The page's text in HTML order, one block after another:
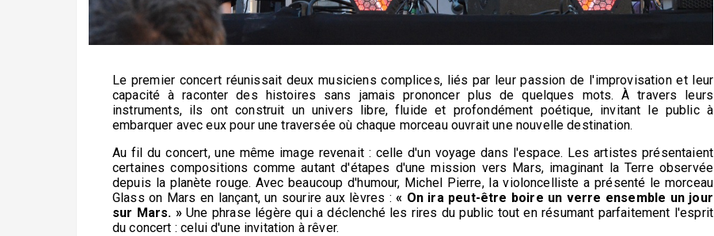
Le premier concert réunissait deux musiciens complices, liés par leur passion de l'improvisation et leur
capacité à raconter des histoires sans jamais prononcer plus de quelques mots. À travers leurs
instruments, ils ont construit un univers libre, fluide et profondément poétique, invitant le public à
embarquer avec eux pour une traversée où chaque morceau ouvrait une nouvelle destination.
Au fil du concert, une même image revenait : celle d'un voyage dans l'espace. Les artistes présentaient
certaines compositions comme autant d'étapes d'une mission vers Mars, imaginant la Terre observée
depuis la planète rouge. Avec beaucoup d'humour, Michel Pierre, la violoncelliste a présenté le morceau
Glass on Mars en lançant, un sourire aux lèvres :« On ira peut-être boire un verre ensemble un jour
sur Mars. »Une phrase légère qui a déclenché les rires du public tout en résumant parfaitement l'esprit
du concert : celui d'une invitation à rêver.